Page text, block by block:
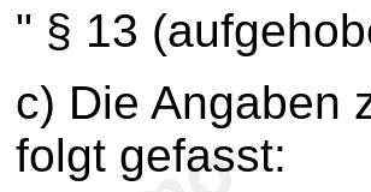
" § 13
c) Die Angaben
folgt gefasst: